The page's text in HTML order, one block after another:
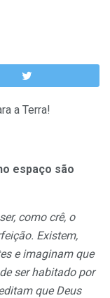
a Terra!
espaço são
como crê, o
Existem,
e imaginam que
ser habitado por
que Deus